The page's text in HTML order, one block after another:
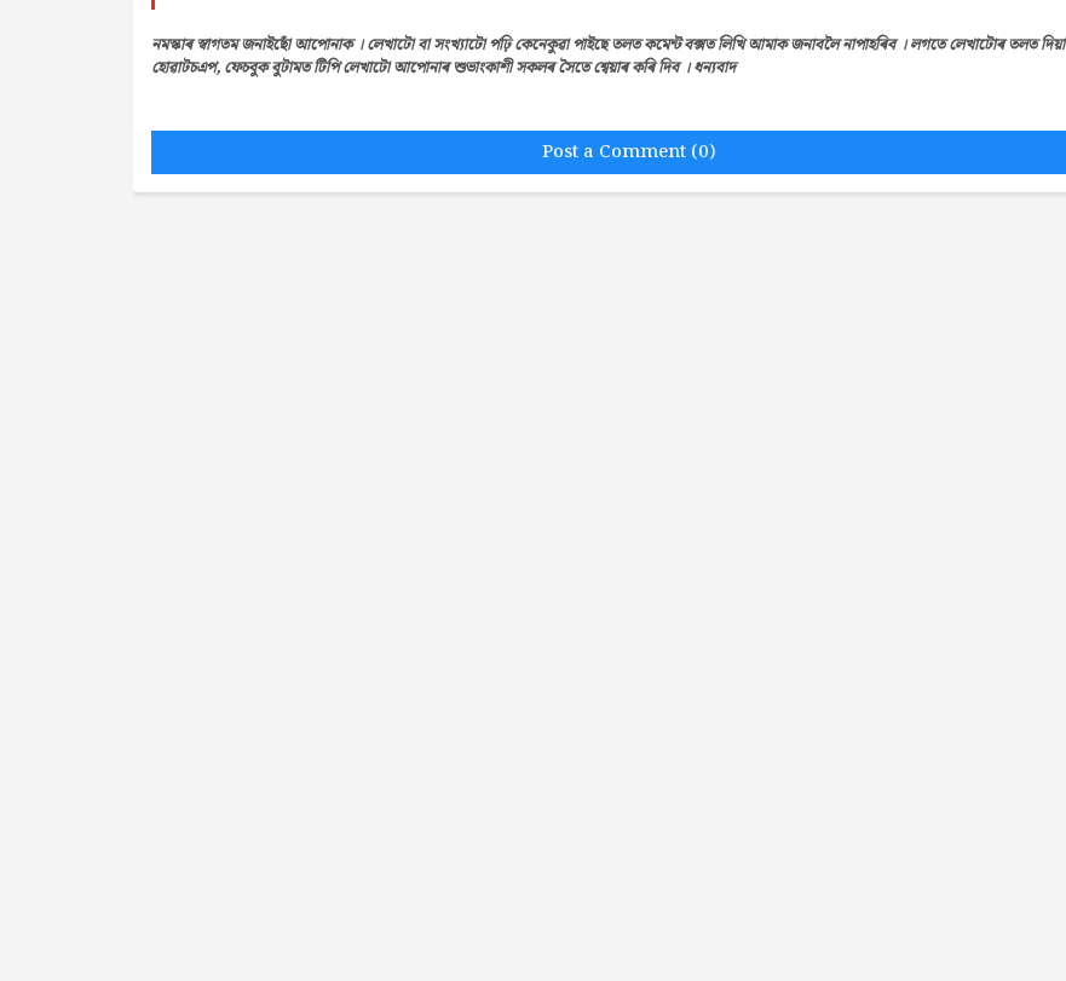
নমস্কাৰ স্বাগতম জনাইছোঁ আপোনাক । লেখাটো বা সংখ্যাটো পঢ়ি কেনেকুৱা পাইছে তলত কমেন্ট বক্সত লিখি আমাক জনাবলৈ নাপাহৰিব । লগতে লেখাটোৰ তলত দিয়া
হোৱাটচএপ, ফেচবুক বুটামত টিপি লেখাটো আপোনাৰ শুভাংকাশী সকলৰ সৈতে শ্বেয়াৰ কৰি দিব । ধন্যবাদ
Post a Comment (0)